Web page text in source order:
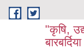
Skip to main content
"कृषि,